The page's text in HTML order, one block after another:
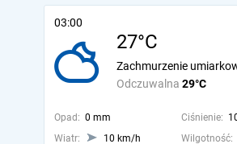
03:00
27°C
Odczuwalna 29°C
Zachmurzenie
Opad: 0 mm Ciśnienie:
Wiatr:
10 km/h Wilgotność: